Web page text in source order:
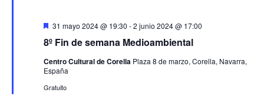
8º Fin de semana Medioambiental
Destacado
31 mayo 2024 @ 19:30 -2 junio 2024 @ 17:00
Centro Cultural de Corella Plaza 8 de marzo, Corella, Navarra,
España
Gratuito